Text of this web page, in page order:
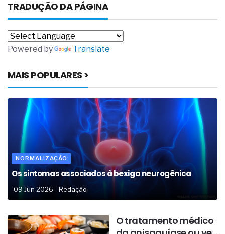
TRADUÇÃO DA PÁGINA
Powered by Translate
MAIS POPULARES >
NORMALIZAÇÃO
Os sintomas associados à bexiga neurogênica
09 Jun 2026 Redação
O tratamento médico